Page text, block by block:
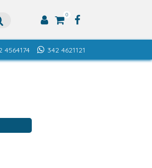
0
342 4621121
4564174